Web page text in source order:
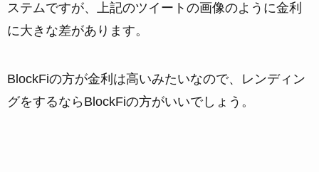
ステムですが、上記のツイートの画像のように金利
に大きな差があります。
BlockFiの方が金利は高いみたいなので、レンディン
グをするならBlockFiの方がいいでしょう。